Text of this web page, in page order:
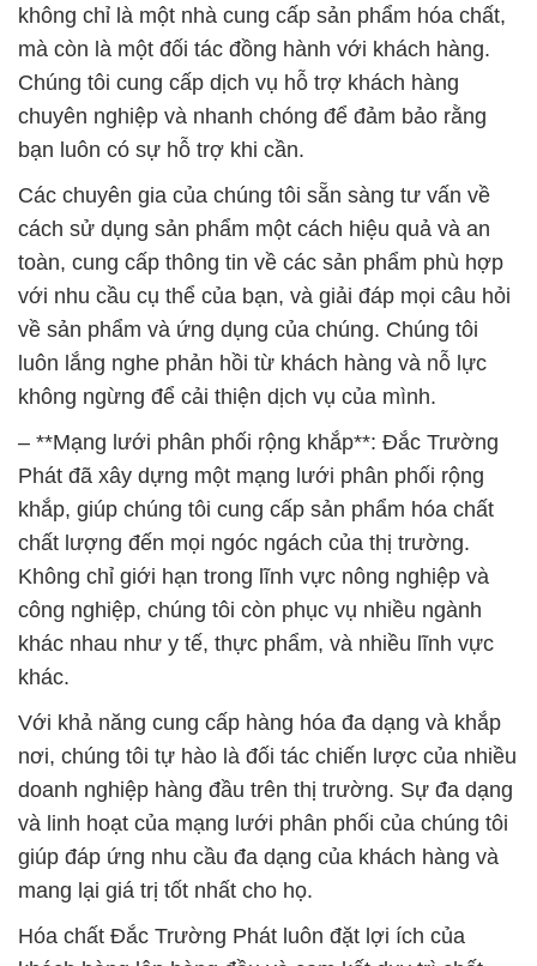
không chỉ là một nhà cung cấp sản phẩm hóa chất,
mà còn là một đối tác đồng hành với khách hàng.
Chúng tôi cung cấp dịch vụ hỗ trợ khách hàng
chuyên nghiệp và nhanh chóng để đảm bảo rằng
bạn luôn có sự hỗ trợ khi cần.
Các chuyên gia của chúng tôi sẵn sàng tư vấn về
cách sử dụng sản phẩm một cách hiệu quả và an
toàn, cung cấp thông tin về các sản phẩm phù hợp
với nhu cầu cụ thể của bạn, và giải đáp mọi câu hỏi
về sản phẩm và ứng dụng của chúng. Chúng tôi
luôn lắng nghe phản hồi từ khách hàng và nỗ lực
không ngừng để cải thiện dịch vụ của mình.
– **Mạng lưới phân phối rộng khắp**: Đắc Trường
Phát đã xây dựng một mạng lưới phân phối rộng
khắp, giúp chúng tôi cung cấp sản phẩm hóa chất
chất lượng đến mọi ngóc ngách của thị trường.
Không chỉ giới hạn trong lĩnh vực nông nghiệp và
công nghiệp, chúng tôi còn phục vụ nhiều ngành
khác nhau như y tế, thực phẩm, và nhiều lĩnh vực
khác.
Với khả năng cung cấp hàng hóa đa dạng và khắp
nơi, chúng tôi tự hào là đối tác chiến lược của nhiều
doanh nghiệp hàng đầu trên thị trường. Sự đa dạng
và linh hoạt của mạng lưới phân phối của chúng tôi
giúp đáp ứng nhu cầu đa dạng của khách hàng và
mang lại giá trị tốt nhất cho họ.
Hóa chất Đắc Trường Phát luôn đặt lợi ích của